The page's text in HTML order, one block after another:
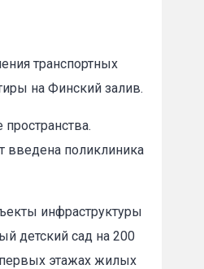
транспортных
на Финский залив.
введена поликлиника
инфраструктуры
детский сад на 200
этажах жилых